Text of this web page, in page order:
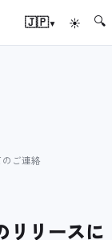
🇯🇵▾ ☀ 🔍
ご連絡
リリースに